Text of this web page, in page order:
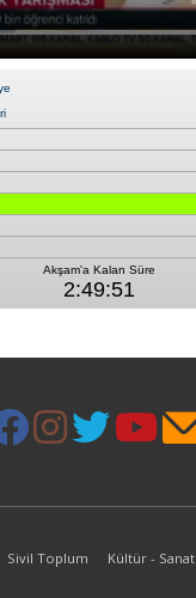
Sivil Toplum Kültür - Sanat